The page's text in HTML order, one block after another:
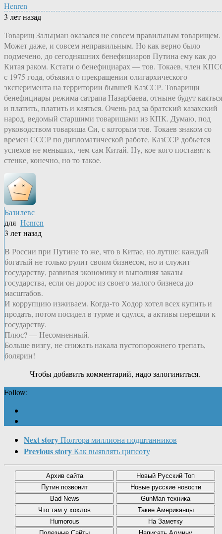
Henren
3 лет назад
Товарищ Зальцман оказался не совсем правильным товарищем.
Может даже, и совсем неправильным. Но как верно было
подмечено, до сегодняшних бенефициаров Путина ему как до
Китая раком. Кстати о бенефициарах — тов. Токаев, член
с 1975 года, объявил о прекращении олигархического
эксперимента на территории бывшей КазССР. Товарищи
бенефициары режима сатрапа Назарбаева, отныне будут каяться
и платить, платить и каяться. Очень рад за братский казахский
народ, ведомый старшими товарищами из КПК. Думаю, под
руководством товарища Си, с которым тов. Токаев знаком со
времен СССР по дипломатической работе, КазССР добьется
успехов не меньших, чем сам Китай. Ну, кое-кого поставят к
стенке, конечно, но то такое.
Базилевс
для Henren
3 лет назад
В России при Путине то же, что в Китае, но лутше: каждый
богатый не только рулит своим бизнесом, но и служит
государству, развивая экономику и выполняя заказы
государства, если он дорос из своего малого бизнеса до
масштабов.
И коррупцию изживаем. Когда-то Ходор хотел всех купить и
продать, потом посидел в турме и сдулся, а активы перешли к
государству.
Плюс? — Несомненный.
Больше визгу, не снижать накала пустопорожнего трепать,
болярин!
Чтобы добавить комментарий, надо залогиниться.
Follow:
Next storyПолтора миллиона подштанников
Previous storyКак выявлять ципсоту